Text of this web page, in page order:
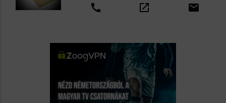
call open_in_new email